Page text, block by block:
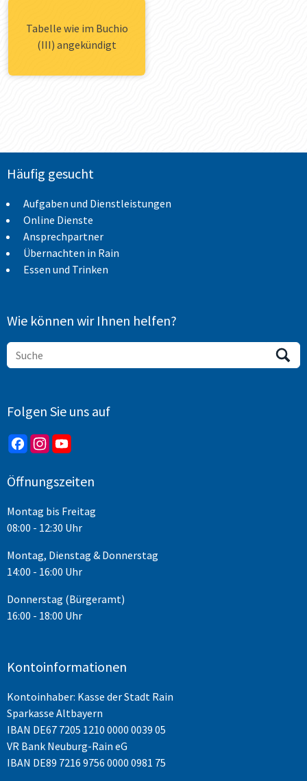
Tabelle wie im Buchio
(III) angekündigt
Häufig gesucht
Aufgaben und Dienstleistungen
Online Dienste
Ansprechpartner
Übernachten in Rain
Essen und Trinken
Wie können wir Ihnen helfen?
Folgen Sie uns auf
Öffnungszeiten
Montag bis Freitag
08:00 - 12:30 Uhr
Montag, Dienstag & Donnerstag
14:00 - 16:00 Uhr
Donnerstag (Bürgeramt)
16:00 - 18:00 Uhr
Kontoinformationen
Kontoinhaber: Kasse der Stadt Rain
Sparkasse Altbayern
IBAN DE67 7205 1210 0000 0039 05
VR Bank Neuburg-Rain eG
IBAN DE89 7216 9756 0000 0981 75